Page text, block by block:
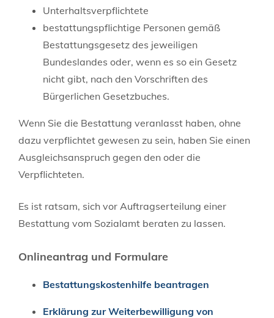
Unterhaltsverpflichtete
bestattungspflichtige Personen gemäß
Bestattungsgesetz des jeweiligen
Bundeslandes oder, wenn es so ein Gesetz
nicht gibt, nach den Vorschriften des
Bürgerlichen Gesetzbuches.
Wenn Sie die Bestattung veranlasst haben, ohne
dazu verpflichtet gewesen zu sein, haben Sie einen
Ausgleichsanspruch gegen den oder die
Verpflichteten.
Es ist ratsam, sich vor Auftragserteilung einer
Bestattung vom Sozialamt beraten zu lassen.
Onlineantrag und Formulare
Bestattungskostenhilfe beantragen
Erklärung zur Weiterbewilligung von